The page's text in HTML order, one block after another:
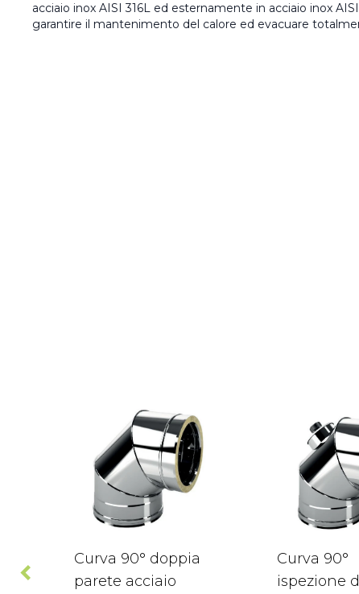
acciaio inox AISI 316L ed esternamente in acciaio inox
garantire il mantenimento del calore ed evacuare
Curva 90° doppia
parete acciaio
Curva 90°
ispezione